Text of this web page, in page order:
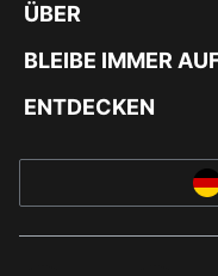
ÜBER
BLEIBE IMMER
ENTDECKEN